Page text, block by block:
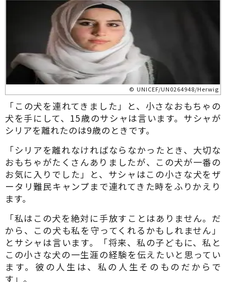
© UNICEF/UN0264948/Herwig
「この犬を連れてきました」と、小さなおもちゃの
犬を手にして、15歳のサシャは言います。サシャが
シリアを離れたのは9歳のときです。
「シリアを離れなければならなかったとき、大切な
おもちゃがたくさんありましたが、この犬が一番の
お気に入りでした」と、サシャはこの小さな犬をザ
ータリ難民キャンプまで連れてきた時をふりかえり
ます。
「私はこの犬を絶対に手放すことはありません。だ
から、この犬も私を守ってくれるかもしれません」
とサシャは言います。「将来、私の子どもに、私と
この小さな犬の一生涯の経験を伝えたいと思ってい
ます。彼の人生は、私の人生そのものだからで
す」。